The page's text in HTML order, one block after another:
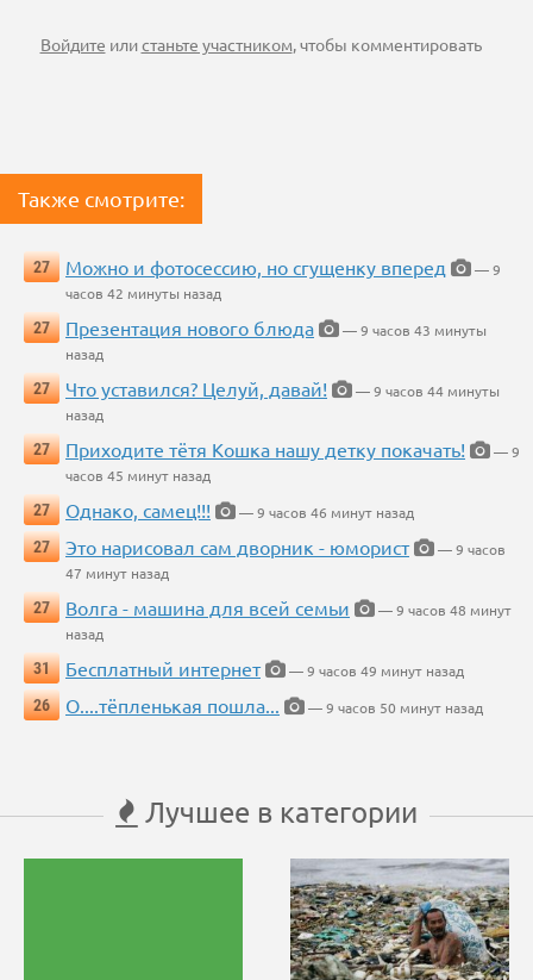
Войдите илистаньте участником, чтобы комментировать
Также смотрите:
27 Можно и фотосессию, но сгущенку вперед
— 9
часов 42 минуты назад
27
Презентация нового блюда
— 9 часов 43 минуты
назад
27
Что уставился? Целуй, давай!
— 9 часов 44 минуты
назад
27
Приходите тётя Кошка нашу детку покачать!
— 9
часов 45 минут назад
27
Однако, самец!!!
— 9 часов 46 минут назад
27
Это нарисовал сам дворник - юморист
— 9 часов
47 минут назад
27
Волга - машина для всей семьи
— 9 часов 48 минут
назад
31
Бесплатный интернет
— 9 часов 49 минут назад
26
О....тёпленькая пошла... — 9 часов 50 минут назад
Лучшее в категории